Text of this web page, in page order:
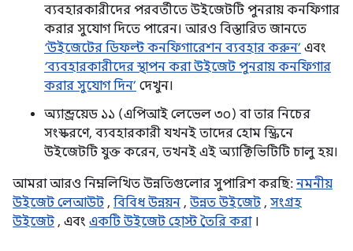
ব্যবহারকারীদের পরবর্তীতে উইজেটটি পুনরায় কনফিগার
করার সুযোগ দিতে পারেন। আরও বিস্তারিত জানতে
‘উইজেটের ডিফল্ট কনফিগারেশন ব্যবহার করুন’ এবং
‘ব্যবহারকারীদের স্থাপন করা উইজেট পুনরায় কনফিগার
করার সুযোগ দিন’ দেখুন।
অ্যান্ড্রয়েড ১১ (এপিআই লেভেল ৩০) বা তার নিচের
সংস্করণে, ব্যবহারকারী যখনই তাদের হোম স্ক্রিনে
উইজেটটি যুক্ত করেন, তখনই এই অ্যাক্টিভিটিটি চালু হয়।
আমরা আরও নিম্নলিখিত উন্নতিগুলোর সুপারিশ করছি: নমনীয়
উইজেট লেআউট , বিবিধ উন্নয়ন , উন্নত উইজেট , সংগ্রহ
উইজেট , এবং একটি উইজেট হোস্ট তৈরি করা।